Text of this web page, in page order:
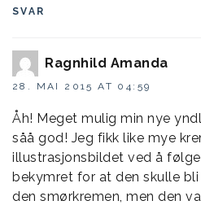
SVAR
Ragnhild Amanda
28. MAI 2015 AT 04:59
Åh! Meget mulig min nye
såå god! Jeg fikk like mye
illustrasjonsbildet ved å
bekymret for at den skulle
den smørkremen, men den